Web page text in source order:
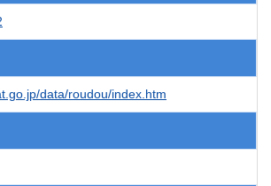
data/roudou/index.htm